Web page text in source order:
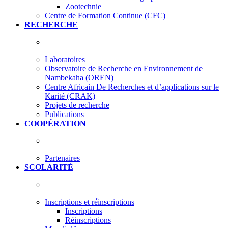
Zootechnie
Centre de Formation Continue (CFC)
RECHERCHE
Laboratoires
Observatoire de Recherche en Environnement de
Nambekaha (OREN)
Centre Africain De Recherches et d’applications sur le
Karité (CRAK)
Projets de recherche
Publications
COOPÉRATION
Partenaires
SCOLARITÉ
Inscriptions et réinscriptions
Inscriptions
Réinscriptions